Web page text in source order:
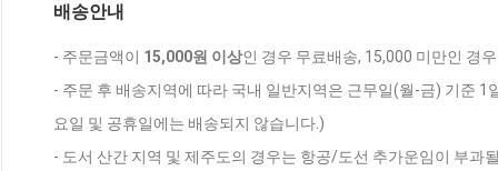
배송안내
- 주문금액이 15,000원 이상인 경우 무료배송, 15,000 미만인 경
- 주문 후 배송지역에 따라 국내 일반지역은 근무일(월-금) 기준
요일 및 공휴일에는 배송되지 않습니다.)
- 도서 산간 지역 및 제주도의 경우는 항공/도선 추가운임이 부과